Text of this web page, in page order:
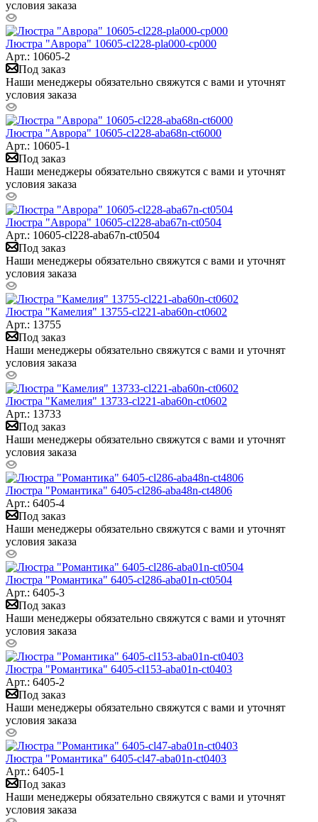
условия заказа
Люстра "Аврора" 10605-cl228-pla000-cp000
Арт.: 10605-2
Под заказ
Наши менеджеры обязательно свяжутся с вами и уточнят
условия заказа
Люстра "Аврора" 10605-cl228-aba68n-ct6000
Арт.: 10605-1
Под заказ
Наши менеджеры обязательно свяжутся с вами и уточнят
условия заказа
Люстра "Аврора" 10605-cl228-aba67n-ct0504
Арт.: 10605-cl228-aba67n-ct0504
Под заказ
Наши менеджеры обязательно свяжутся с вами и уточнят
условия заказа
Люстра "Камелия" 13755-cl221-aba60n-ct0602
Арт.: 13755
Под заказ
Наши менеджеры обязательно свяжутся с вами и уточнят
условия заказа
Люстра "Камелия" 13733-cl221-aba60n-ct0602
Арт.: 13733
Под заказ
Наши менеджеры обязательно свяжутся с вами и уточнят
условия заказа
Люстра "Романтика" 6405-cl286-aba48n-ct4806
Арт.: 6405-4
Под заказ
Наши менеджеры обязательно свяжутся с вами и уточнят
условия заказа
Люстра "Романтика" 6405-cl286-aba01n-ct0504
Арт.: 6405-3
Под заказ
Наши менеджеры обязательно свяжутся с вами и уточнят
условия заказа
Люстра "Романтика" 6405-cl153-aba01n-ct0403
Арт.: 6405-2
Под заказ
Наши менеджеры обязательно свяжутся с вами и уточнят
условия заказа
Люстра "Романтика" 6405-cl47-aba01n-ct0403
Арт.: 6405-1
Под заказ
Наши менеджеры обязательно свяжутся с вами и уточнят
условия заказа